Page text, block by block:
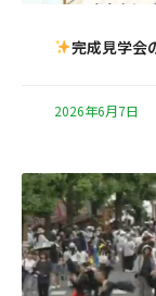
完成見学会
2026年6月7日